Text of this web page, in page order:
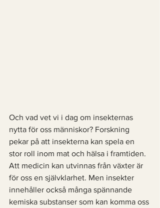
Och vad vet vi i dag om insekternas
nytta för oss människor? Forskning
pekar på att insekterna kan spela en
stor roll inom mat och hälsa i framtiden.
Att medicin kan utvinnas från växter är
för oss en självklarhet. Men insekter
innehåller också många spännande
kemiska substanser som kan komma oss